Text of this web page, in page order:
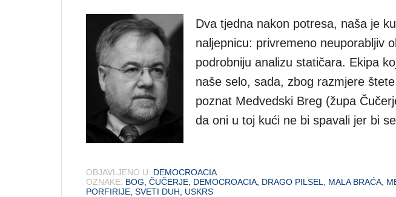
Dva tjedna nakon potresa, naša je
naljepnicu: privremeno neuporabljiv
podrobniju analizu statičara. Ekipa
naše selo, sada, zbog razmjere
poznat Medvedski Breg (župa
da oni u toj kući ne bi spavali jer bi
OBJAVLJENO U: DEMOCROACIA
OZNAKE: BOG ČUČERJE DEMOCROACIA DRAGO PILSEL MALA BRAĆA
PORFIRIJE SVETI DUH USKRS